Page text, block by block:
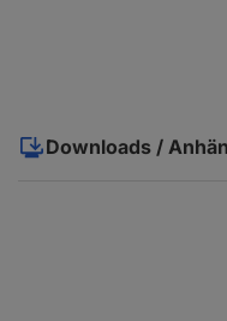
Downloads /